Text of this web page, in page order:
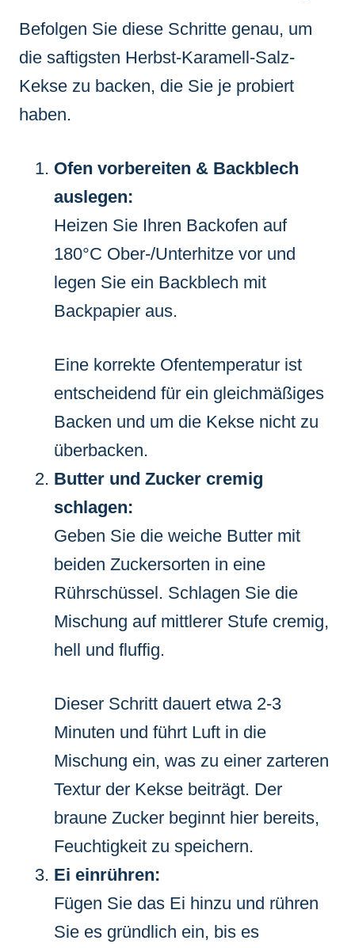
Befolgen Sie diese Schritte genau, um
die saftigsten Herbst-Karamell-Salz-
Kekse zu backen, die Sie je probiert
haben.
Ofen vorbereiten & Backblech
auslegen:
Heizen Sie Ihren Backofen auf
180°C Ober-/Unterhitze vor und
legen Sie ein Backblech mit
Backpapier aus.
Eine korrekte Ofentemperatur ist
entscheidend für ein gleichmäßiges
Backen und um die Kekse nicht zu
überbacken.
Butter und Zucker cremig
schlagen:
Geben Sie die weiche Butter mit
beiden Zuckersorten in eine
Rührschüssel. Schlagen Sie die
Mischung auf mittlerer Stufe cremig,
hell und fluffig.
Dieser Schritt dauert etwa 2-3
Minuten und führt Luft in die
Mischung ein, was zu einer zarteren
Textur der Kekse beiträgt. Der
braune Zucker beginnt hier bereits,
Feuchtigkeit zu speichern.
Ei einrühren:
Fügen Sie das Ei hinzu und rühren
Sie es gründlich ein, bis es